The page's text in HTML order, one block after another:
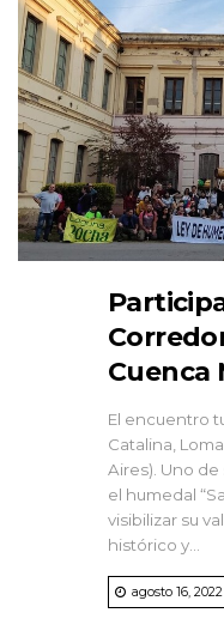
Cuenca
El encuentro
Catalina,
Aires). Uno
el humedal
visibilizar su
histórico y...
agosto 16, 2022